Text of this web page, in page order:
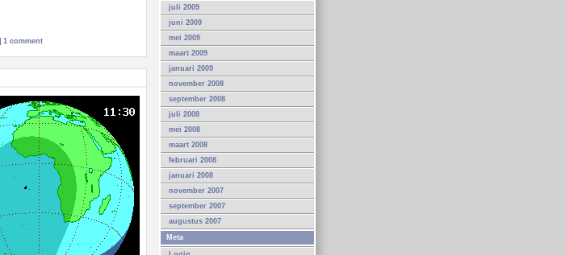
juli 2009
juni 2009
mei 2009
maart 2009
januari 2009
november 2008
september 2008
juli 2008
mei 2008
maart 2008
februari 2008
januari 2008
november 2007
september 2007
augustus 2007
Meta
1 comment